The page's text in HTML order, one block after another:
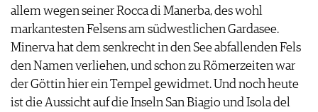
allem wegen seiner Rocca di Manerba, des wohl
markantesten Felsens am südwestlichen Gardasee.
Minerva hat dem senkrecht in den See abfallenden Fels
den Namen verliehen, und schon zu Römerzeiten war
der Göttin hier ein Tempel gewidmet. Und noch heute
ist die Aussicht auf die Inseln San Biagio und Isola del